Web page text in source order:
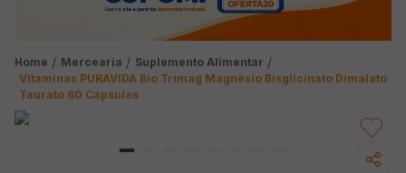
Mercearia
Suplemento Alimentar
Vitaminas PURAVIDA Bio Trimag Magnésio Bisglicinato Dimalato
Taurato 60 Cápsulas